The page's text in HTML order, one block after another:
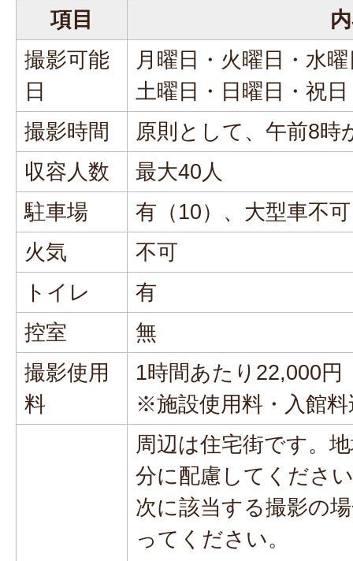
項目
撮影可能
日
月曜日・火曜日・水
土曜日・日曜日・祝日
撮影時間
原則として、午前8時
収容人数
最大40人
駐車場
有（10）、大型車不可
火気
不可
トイレ
有
控室
無
撮影使用
料
1時間あたり22,000円
※施設使用料・入館料
周辺は住宅街です。
分に配慮してくださ
次に該当する撮影の
ってください。